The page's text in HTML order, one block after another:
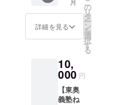
ズ：縦
10セン
チ、横
ン：東
奥義塾
150周年
ねぷた
るほ
か、運
行後に
できま
す。 ※8
出陣し
ます。
りに出
陣す
る、東
奥義塾
創立150
ぷたの
隊列に
お名前
を掲出
しま
月
詳細を見る
こ
の
リ
タ
ー
ン
を
選
択
す
る
10,
000 円
【東奥
義塾ね